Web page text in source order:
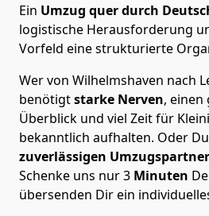
Ein Umzug quer durch
logistische Herausforderung
Vorfeld eine strukturierte
Wer von Wilhelmshaven nach
benötigtstarke Nerven,
Überblick und viel Zeit für
bekanntlich aufhalten. Oder
zuverlässigen Umzugspartner
Schenke uns nur3 Minuten
übersenden Dir ein